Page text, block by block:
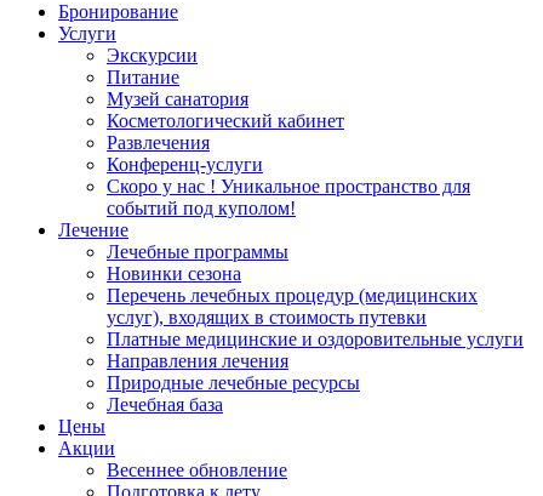
Бронирование
Услуги
Экскурсии
Питание
Музей санатория
Косметологический кабинет
Развлечения
Конференц-услуги
Скоро у нас ! Уникальное пространство для
событий под куполом!
Лечение
Лечебные программы
Новинки сезона
Перечень лечебных процедур (медицинских
услуг), входящих в стоимость путевки
Платные медицинские и оздоровительные услуги
Направления лечения
Природные лечебные ресурсы
Лечебная база
Цены
Акции
Весеннее обновление
Подготовка к лету